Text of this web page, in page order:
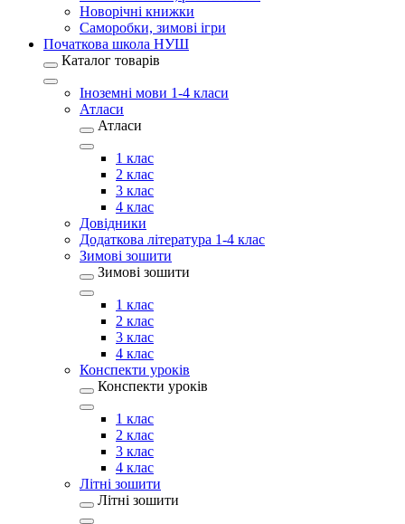
Новорічні книжки
Саморобки, зимові ігри
Початкова школа НУШ
Каталог товарів
Іноземні мови 1-4 класи
Атласи
Атласи
1 клас
2 клас
3 клас
4 клас
Довідники
Додаткова література 1-4 клас
Зимові зошити
Зимові зошити
1 клас
2 клас
3 клас
4 клас
Конспекти уроків
Конспекти уроків
1 клас
2 клас
3 клас
4 клас
Літні зошити
Літні зошити